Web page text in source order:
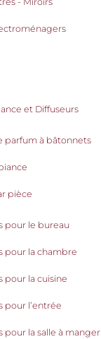
et Diffuseurs
parfum à bâtonnets
pièce
pour le bureau
pour la chambre
pour la cuisine
pour l’entrée
pour la salle à manger